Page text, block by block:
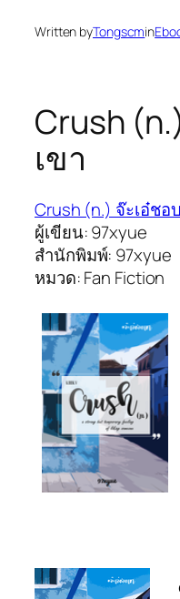
Written byTongscmin
Crush
เขา
Crush (n.) จ๊ะเอ๋ชอ
ผู้เขียน: 97xyue
สำนักพิมพ์: 97xyue
หมวด: Fan Fiction